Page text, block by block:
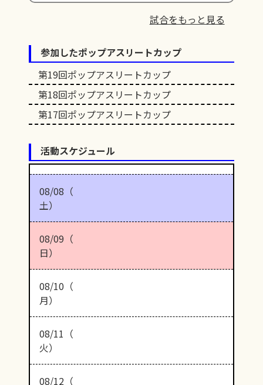
試合をもっと見る
参加したポップアスリートカップ
第19回ポップアスリートカップ
第18回ポップアスリートカップ
第17回ポップアスリートカップ
活動スケジュール
08/08（
土）
08/09（
日）
08/10（
月）
08/11（
火）
08/12（